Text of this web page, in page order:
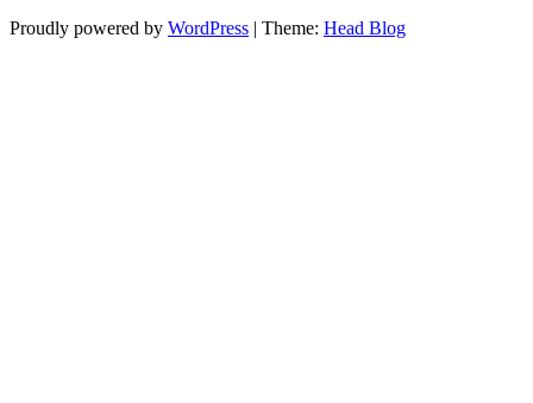
Proudly powered by WordPress | Theme: Head Blog